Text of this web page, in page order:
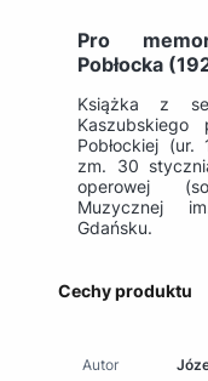
Pro
Pobłocka
Książka z
Kaszubskiego
Pobłockiej
zm. 30
operowej
Muzycznej
Gdańsku.
Cechy produktu
Autor